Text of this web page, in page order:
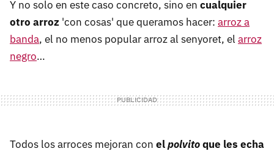
Y no solo en este caso concreto, sino en cualquier
otro arroz 'con cosas' que queramos hacer: arroz a
banda, el no menos popular arroz al senyoret, el arroz
negro…
Todos los arroces mejoran con elpolvitoque les echa